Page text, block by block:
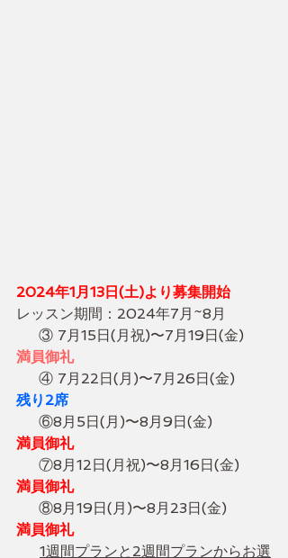
2024年1月13日(土)より募集開始
レッスン期間：2024年7月~8月
③ 7月15日(月祝)〜7月19日(金)
満員御礼
④ 7月22日(月)〜7月26日(金)
残り2席
​⑥8月5日(月)〜8月9日(金)
満員御礼
​⑦8月12日(月祝)〜8月16日(金)
満員御礼
​    ⑧8月19日(月)〜8月23日(金)
満員御礼
1週間プランと2週間プランからお選